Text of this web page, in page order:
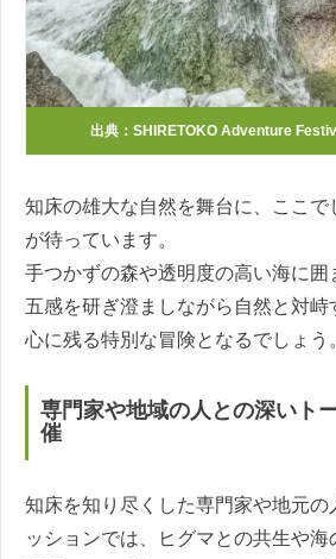
出典： SHIRETOKO Adventure
知床の雄大な自然を舞台に、ここで
が待っています。
手つかずの森や透明度の高い海に囲
五感を研ぎ澄ましながら自然と対峙
心に残る特別な冒険となるでしょう
専門家や地域の人との深いト
催
知床を知り尽くした専門家や地元の
ッションでは、ヒグマとの共生や海